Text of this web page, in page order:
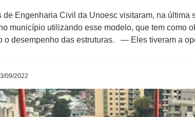
de Engenharia Civil da Unoesc visitaram, na última
município utilizando esse modelo, que tem como
o desempenho das estruturas. — Eles tiveram a
09/2022